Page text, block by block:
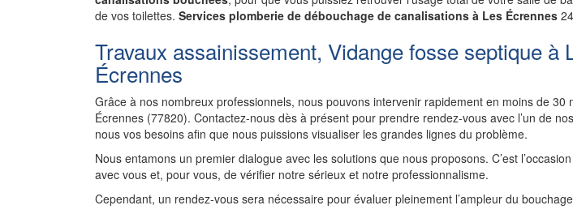
de vos toilettes. Services plomberie de débouchage de canalisations à Les Écrennes
Travaux assainissement, Vidange fosse septique à
Écrennes
Grâce à nos nombreux professionnels, nous pouvons intervenir rapidement en moins de 30
Écrennes (77820). Contactez-nous dès à présent pour prendre rendez-vous avec l’un de
nous vos besoins afin que nous puissions visualiser les grandes lignes du problème.
Nous entamons un premier dialogue avec les solutions que nous proposons. C’est
avec vous et, pour vous, de vérifier notre sérieux et notre professionnalisme.
Cependant, un rendez-vous sera nécessaire pour évaluer pleinement l’ampleur du